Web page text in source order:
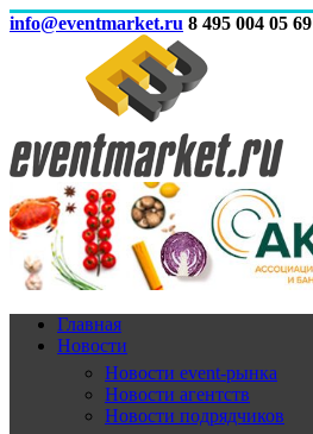
info@eventmarket.ru 8 495 004 05 69
Главная
Новости
Новости event-рынка
Новости агентств
Новости подрядчиков